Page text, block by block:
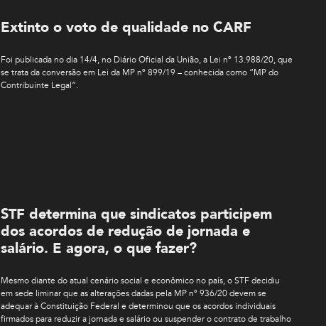
Extinto o voto de qualidade no CARF
Foi publicada no dia 14/4, no Diário Oficial da União, a Lei nº 13.988/20, que
se trata da conversão em Lei da MP nº 899/19 – conhecida como “MP do
Contribuinte Legal”.
STF determina que sindicatos participem
dos acordos de redução de jornada e
salário. E agora, o que fazer?
Mesmo diante do atual cenário social e econômico no país, o STF decidiu
em sede liminar que as alterações dadas pela MP nº 936/20 devem se
adequar à Constituição Federal e determinou que os acordos individuais
firmados para reduzir a jornada e salário ou suspender o contrato de trabalho